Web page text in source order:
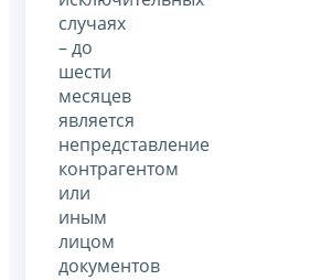
случаях
– до
шести
месяцев
является
непредставление
контрагентом
или
иным
лицом
документов